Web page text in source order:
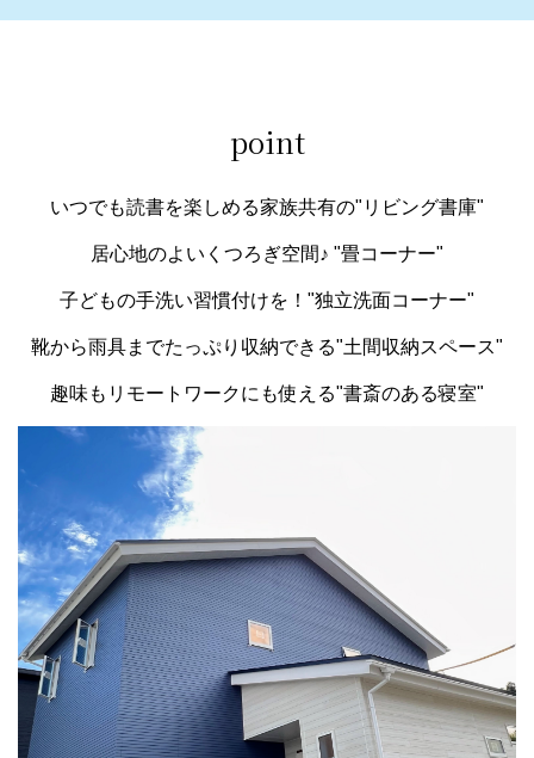
point
いつでも読書を楽しめる家族共有の"リビング書庫"
居心地のよいくつろぎ空間♪ "畳コーナー"
子どもの手洗い習慣付けを！"独立洗面コーナー"
靴から雨具までたっぷり収納できる"土間収納スペース"
趣味もリモートワークにも使える"書斎のある寝室"